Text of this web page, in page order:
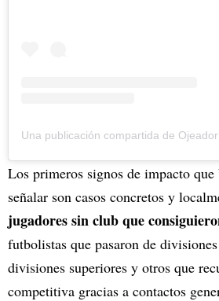
Los primeros signos de impacto
señalar son casos concretos y
jugadores sin club que
futbolistas que pasaron de
divisiones superiores y otros que
competitiva gracias a contactos